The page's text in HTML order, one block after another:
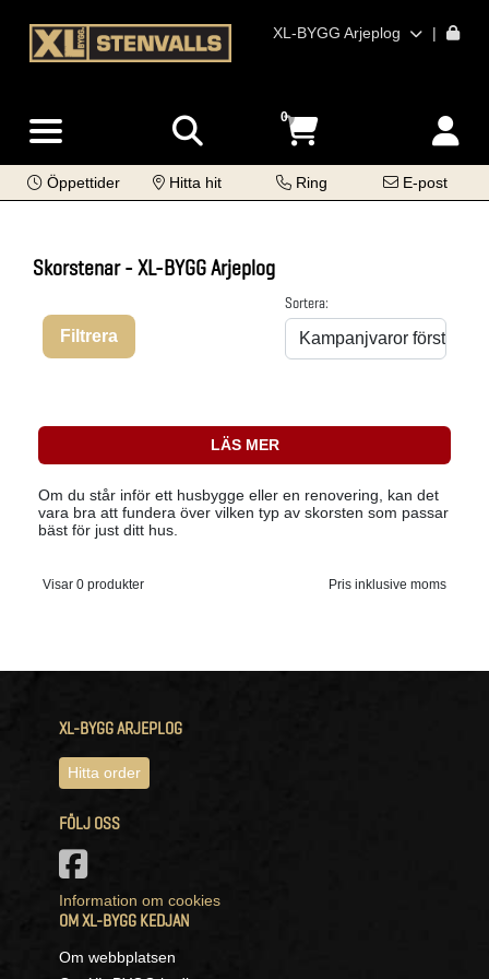
XL-BYGG Arjeplog |
0
Öppettider Hitta hit Ring E-post
Skorstenar - XL-BYGG Arjeplog
Filtrera
Sortera:
LÄS MER
Om du står inför ett husbygge eller en renovering, kan det
vara bra att fundera över vilken typ av skorsten som passar
bäst för just ditt hus.
Visar 0 produkter Pris inklusive moms
XL-BYGG ARJEPLOG
Hitta order
FÖLJ OSS
Information om cookies
OM XL-BYGG KEDJAN
Om webbplatsen